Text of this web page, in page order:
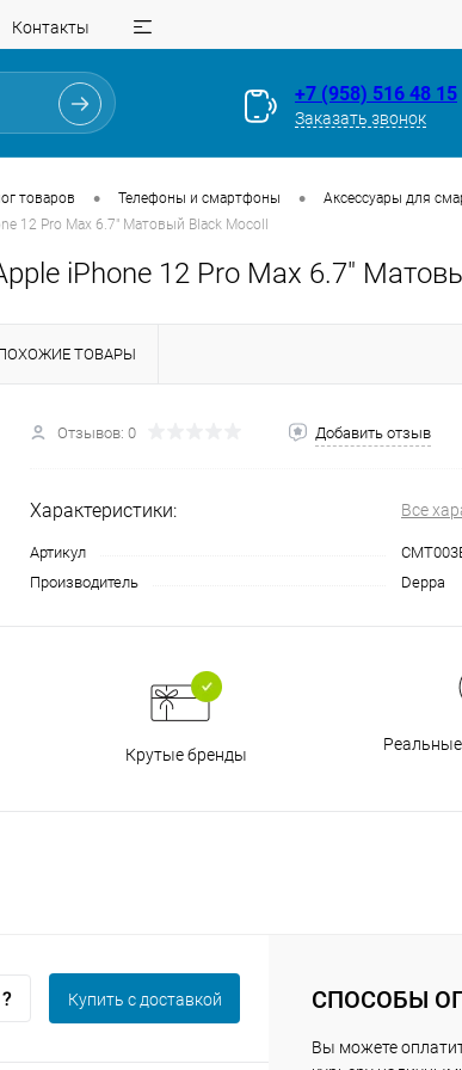
Контакты
+7 (958) 516 48 15
Заказать звонок
товаров • Телефоны и смартфоны • Аксессуары для
12 Pro Max 6.7" Матовый Black Mocoll
iPhone 12 Pro Max 6.7"
ТОВАРЫ
Отзывов: 0 Добавить отзыв
Характеристики: Все
Артикул
Производитель
Deppa
Крутые бренды
Реальные
Купить c доставкой СПОСОБЫ
Вы можете
без переплат
% картой любого банка